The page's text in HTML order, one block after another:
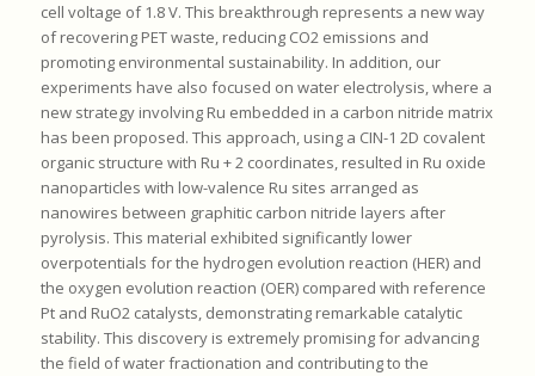
cell voltage of 1.8 V. This breakthrough represents a new way
of recovering PET waste, reducing CO2 emissions and
promoting environmental sustainability. In addition, our
experiments have also focused on water electrolysis, where a
new strategy involving Ru embedded in a carbon nitride matrix
has been proposed. This approach, using a CIN-1 2D covalent
organic structure with Ru + 2 coordinates, resulted in Ru oxide
nanoparticles with low-valence Ru sites arranged as
nanowires between graphitic carbon nitride layers after
pyrolysis. This material exhibited significantly lower
overpotentials for the hydrogen evolution reaction (HER) and
the oxygen evolution reaction (OER) compared with reference
Pt and RuO2 catalysts, demonstrating remarkable catalytic
stability. This discovery is extremely promising for advancing
the field of water fractionation and contributing to the